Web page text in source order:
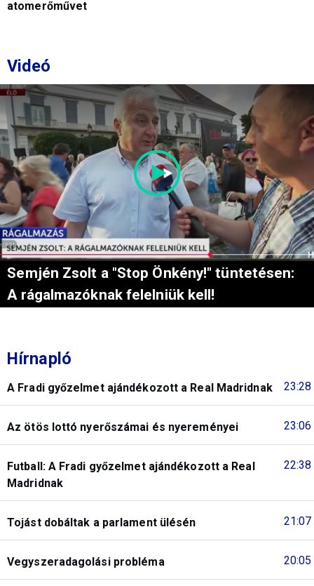
atomerőművet
Videó
Semjén Zsolt a "Stop Önkény!" tüntetésen:
A rágalmazóknak felelniük kell!
Hírnapló
23:28
A Fradi győzelmet ajándékozott a Real Madridnak
23:06
Az ötös lottó nyerőszámai és nyereményei
22:38
Futball: A Fradi győzelmet ajándékozott a Real
Madridnak
21:07
Tojást dobáltak a parlament ülésén
20:05
Vegyszeradagolási probléma